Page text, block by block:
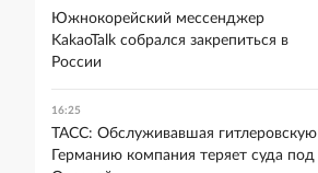
Южнокорейский мессенджер
KakaoTalk собрался закрепиться в
России
16:25
ТАСС: Обслуживавшая гитлеровскую
Германию компания теряет суда под